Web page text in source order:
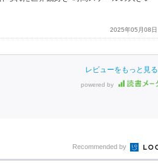
2025年05月08日
レビューをもっと見る
powered by
Recommended by